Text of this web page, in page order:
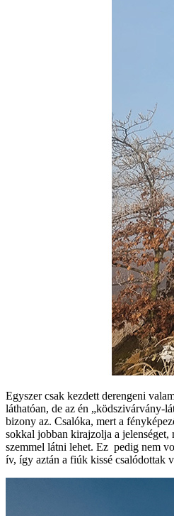
Egyszer csak kezdett derengeni
láthatóan, de az én „ködszivárvány-
bizony az. Csalóka, mert a
sokkal jobban kirajzolja a jelenséget,
szemmel látni lehet. Ez pedig nem
ív, így aztán a fiúk kissé csalódottak